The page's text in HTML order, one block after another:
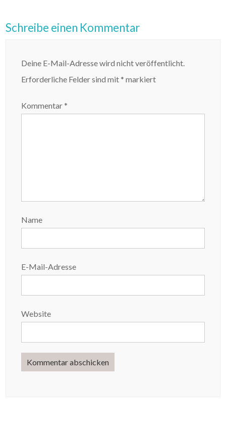
Schreibe einen Kommentar
Deine E-Mail-Adresse wird nicht veröffentlicht.
Erforderliche Felder sind mit* markiert
Kommentar*
Name
E-Mail-Adresse
Website